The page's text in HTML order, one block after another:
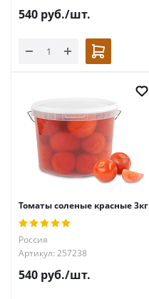
540 руб./шт.
Томаты соленые красные 3кг
Россия
Артикул: 257238
540 руб./шт.